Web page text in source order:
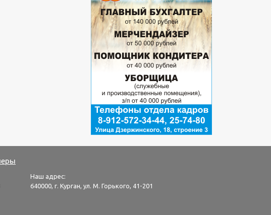
Наш адрес:
640000, г. Курган, ул. М. Горького, 41-201